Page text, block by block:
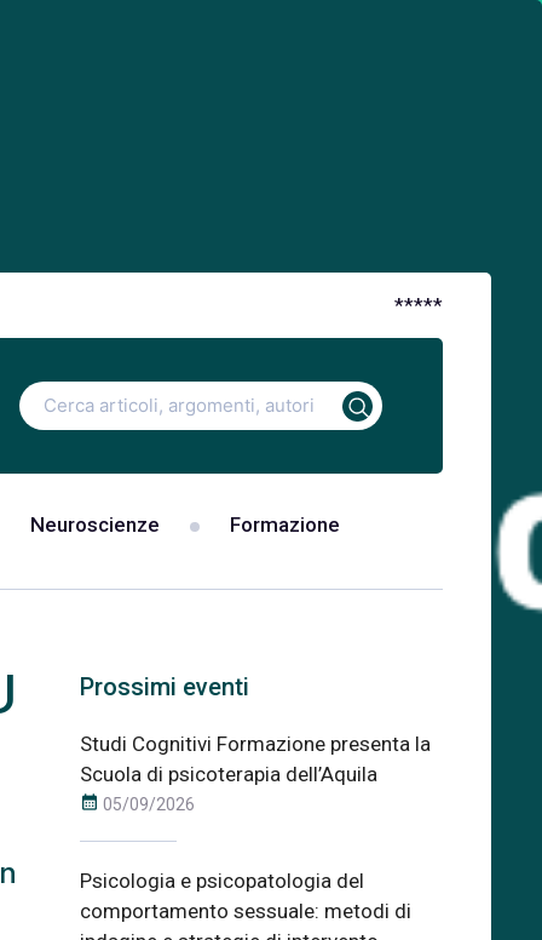
*****
Ricerca
per:
Neuroscienze Formazione
Prossimi eventi
Studi Cognitivi Formazione presenta la
Scuola di psicoterapia dell’Aquila
calendar_month 05/09/2026
Psicologia e psicopatologia del
comportamento sessuale: metodi di